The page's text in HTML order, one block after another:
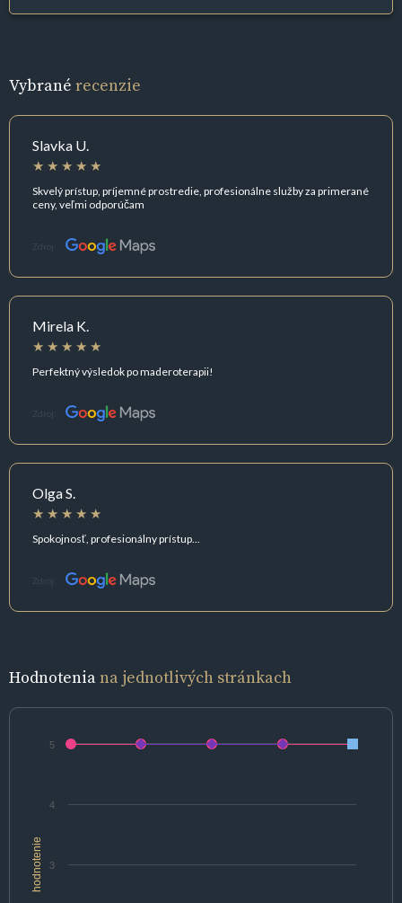
Vybrané recenzie
Slavka U.
Skvelý prístup, príjemné prostredie, profesionálne služby za primerané
ceny, veľmi odporúčam
Zdroj:
Mirela K.
Perfektný výsledok po maderoterapii!
Zdroj:
Olga S.
Spokojnosť, profesionálny prístup...
Zdroj:
Hodnoteniana jednotlivých stránkach
hodnotenie 3
4
5